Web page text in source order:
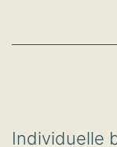
Individuelle